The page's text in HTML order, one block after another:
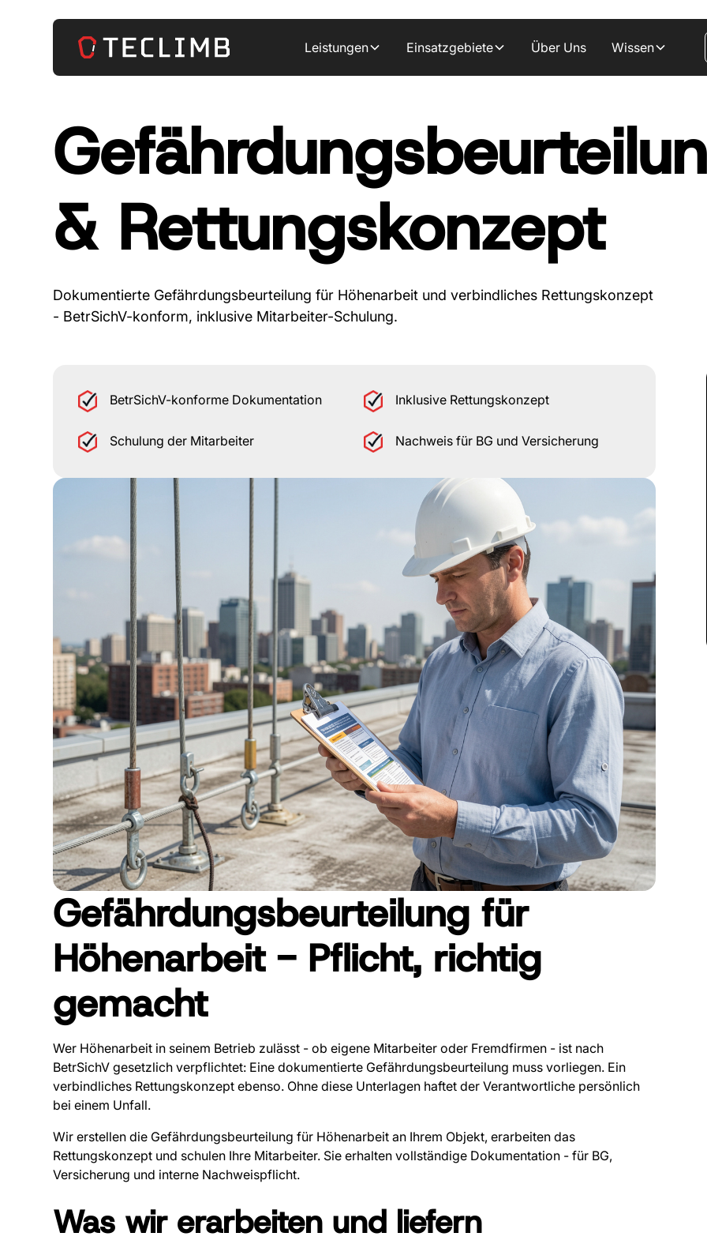
Leistungen Einsatzgebiete Über Uns Wissen
& Rettungskonzept
Dokumentierte Gefährdungsbeurteilung für Höhenarbeit und verbindliches Rettungskonzept
- BetrSichV-konform, inklusive Mitarbeiter-Schulung.
BetrSichV-konforme Dokumentation Inklusive Rettungskonzept
Schulung der Mitarbeiter Nachweis für BG und Versicherung
Gefährdungsbeurteilung für
Höhenarbeit - Pflicht, richtig
gemacht
Wer Höhenarbeit in seinem Betrieb zulässt - ob eigene Mitarbeiter oder Fremdfirmen - ist nach
BetrSichV gesetzlich verpflichtet: Eine dokumentierte Gefährdungsbeurteilung muss vorliegen. Ein
verbindliches Rettungskonzept ebenso. Ohne diese Unterlagen haftet der Verantwortliche persönlich
bei einem Unfall.
Wir erstellen die Gefährdungsbeurteilung für Höhenarbeit an Ihrem Objekt, erarbeiten das
Rettungskonzept und schulen Ihre Mitarbeiter. Sie erhalten vollständige Dokumentation - für BG,
Versicherung und interne Nachweispflicht.
Was wir erarbeiten und liefern